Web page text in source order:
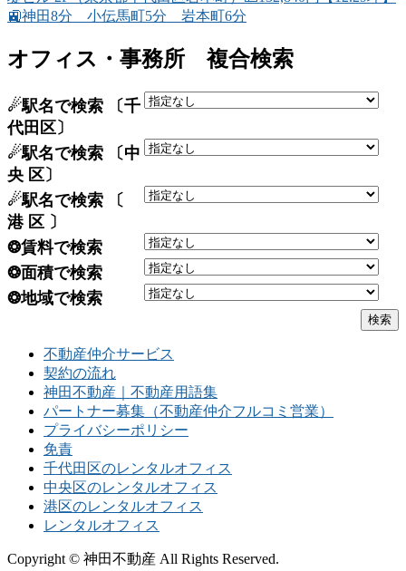
🚉神田8分 小伝馬町5分 岩本町6分
オフィス・事務所 複合検索
☄駅名で検索 〔千
代田区〕
☄駅名で検索 〔中
央 区〕
☄駅名で検索 〔
港 区 〕
❂賃料で検索
❂面積で検索
❂地域で検索
不動産仲介サービス
契約の流れ
神田不動産｜不動産用語集
パートナー募集（不動産仲介フルコミ営業）
プライバシーポリシー
免責
千代田区のレンタルオフィス
中央区のレンタルオフィス
港区のレンタルオフィス
レンタルオフィス
Copyright © 神田不動産 All Rights Reserved.